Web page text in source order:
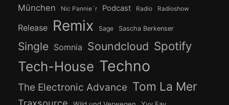
München Nic Pannie´r Podcast Radio Radioshow
Release Remix Sage Sascha Berkenser
Single Somnia Soundcloud Spotify
Tech-House Techno
The Electronic Advance Tom La Mer